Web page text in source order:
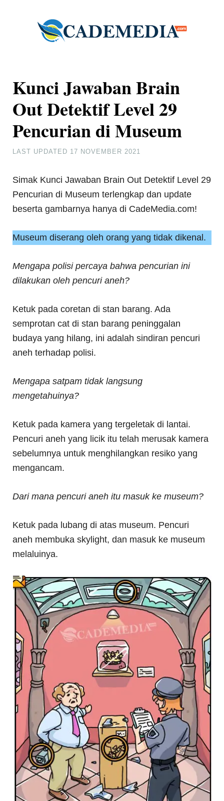
Kunci Jawaban Brain
Out Detektif Level 29
Pencurian di Museum
LAST UPDATED 17 NOVEMBER 2021
Simak Kunci Jawaban Brain Out Detektif Level 29
Pencurian di Museum terlengkap dan update
beserta gambarnya hanya di CadeMedia.com!
Museum diserang oleh orang yang tidak dikenal.
Mengapa polisi percaya bahwa pencurian ini
dilakukan oleh pencuri aneh?
Ketuk pada coretan di stan barang. Ada
semprotan cat di stan barang peninggalan
budaya yang hilang, ini adalah sindiran pencuri
aneh terhadap polisi.
Mengapa satpam tidak langsung
mengetahuinya?
Ketuk pada kamera yang tergeletak di lantai.
Pencuri aneh yang licik itu telah merusak kamera
sebelumnya untuk menghilangkan resiko yang
mengancam.
Dari mana pencuri aneh itu masuk ke museum?
Ketuk pada lubang di atas museum. Pencuri
aneh membuka skylight, dan masuk ke museum
melaluinya.